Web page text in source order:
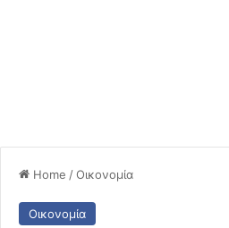
Home /Οικονομία
Οικονομία